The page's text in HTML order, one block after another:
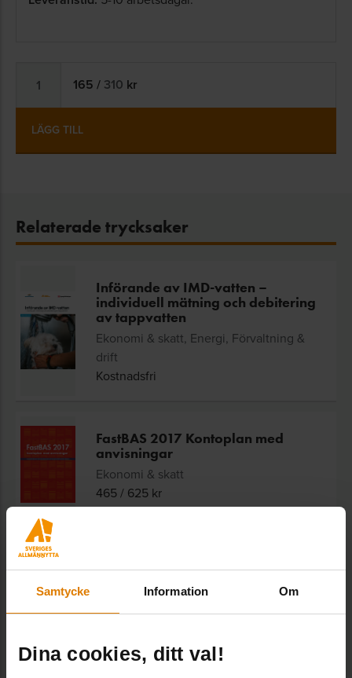
Samtycke Information Om
Dina cookies, ditt val!
165 / 310 kr
LÄGG TILL
Relaterade trycksaker
Införande av IMD-vatten –
individuell mätning och debitering
av tappvatten
Ekonomi & skatt, Energi, Förvaltning &
drift
Kostnadsfri
FastBAS 2017 Kontoplan med
anvisningar
Ekonomi & skatt
465/ 625 kr
Frågor?
Kundtjänst
Vaktmästeriet och tar bland annat hand om